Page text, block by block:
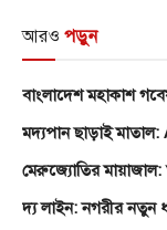
আরও পড়ুন
বাংলাদেশ মহাকাশ
মদ্যপান ছাড়াই
মেরুজ্যোতির
দ্য লাইন: নগরীর নতুন